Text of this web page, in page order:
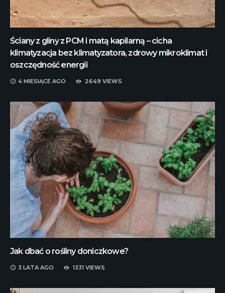
Ściany z gliny z PCM i matą kapilarną – cicha
klimatyzacja bez klimatyzatora, zdrowy mikroklimat i
oszczędność energii
4 MIESIĄCE AGO 2649 VIEWS
Jak dbać o rośliny doniczkowe?
3 LATA AGO 1331 VIEWS